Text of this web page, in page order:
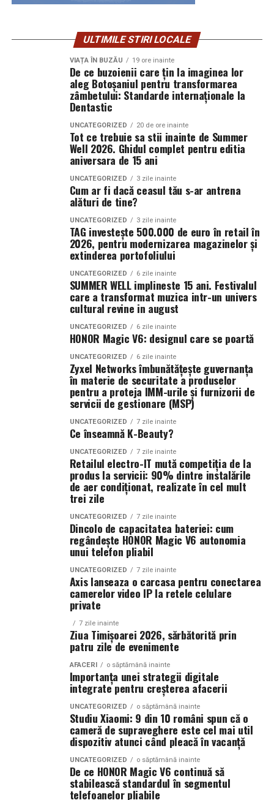
Zone deservite: Rahova, Calea Rahovei, Mihail Sebastian,
Mărgeanului, 13 Septembrie, Panduri, Uranus, Dealul
Spirii, Drumul Sării, Antiaeriană și Cotroceni.
LIVRARE PIZZA SECTOR 3
Zone deservite: Dristor, Baba Novac, Nerva Traian,
Octavian Goga, Energeticienilor, Vitan, Vitan-Bârzești și
Calea Vitan Foișorului.
DE CE ALEG CLIENȚII PIZZERIA IZA?
• Ingrediente proaspete și atent selecționate
• Sortimente variate pentru toate preferințele
• Rețete clasice și speciale
• Pizza preparată la comandă
• Oferte avantajoase pentru grupuri și familii
• Livrare rapidă în Sectorul 4, Sectorul 5 și Sectorul 3
• Raport excelent între preț și calitate
– pizza pe gustul tău, livrată rapid în
Sectorul 4, Sectorul 5 și Sectorul 3.
mediile de afaceri din România și Germania”, a declarat
Corina Macri, Președinte HORETIM și Vicepreședinte
Evenimentul, găzduit la Ambasada României din Berlin,
a reunit aproximativ 140 de invitați din Germania-
reprezentanți ai mediului politic și diplomatic, jurnaliști,
membri ai Asociației de Turism din Germania,
românești. Programul a evidențiat punctele forte ale
județului Timiș: mediul de afaceri dinamic,
infrastructura modernă, viața culturală efervescentă și
diversitatea experiențelor turistice.
Concept de promovare integrat: business, urban,
cultură, gastronomie
Business: doi tineri antreprenori, unul german și
unul român, au prezentat o afacere de succes
dezvoltată împreună la Timișoara- un exemplu
concret de colaborare transfrontalieră.
Urban style: doi tineri din industria ospitalității au
conturat experiența de city break în Timiș- de la
artă și divertisment, la trasee turistice și viață de
noapte.
Cultură: un solist al Operei din Timișoara a
prezentat oferta celor trei teatre (român, maghiar,
german), a Operei Naționale și a Filarmonicii,
momentul fiind ilustrat prin interpretarea live a unei
arii de operetă.
Gastronomie: influencerul culinar Laura Laurențiu a
susținut un moment de live cooking și a pregătit
gomboți cu cireșe, în cadrul prezentării „Banat-
regiune gastronomică europeană 2028”, însoțită de
un bufet autentic bănățean, vinuri locale și bere
artizanală din Timiș.
Interesul generat de noua destinație s-a concretizat
deja prin vizita a opt jurnaliști germani care vor
descoperi, în acest weekend, Timișoara și județul Timiș.
Wizz Air a asigurat transportul aerian, iar HORETIM,
împreună cu Visit Timiș, au pregătit un program de tip
city break dedicat promovării regiunii Banat.
În plus, în săptămâna premergătoare lansării rutei,
Timișul a beneficiat de o campanie de promovare
desfășurată timp de șapte zile la Radio Spree Berlin. În
urma campaniei, doi tineri germani au câștigat o vizită
în Timiș, călătorind cu primul zbor Berlin – Timișoara,
ULTIMILE STIRI LOCALE
VIAȚA ÎN BUZĂU 19 ore inainte
De ce buzoienii care țin la imaginea lor
aleg Botoșaniul pentru transformarea
zâmbetului: Standarde internaționale la
Dentastic
UNCATEGORIZED 20 de ore inainte
Tot ce trebuie sa stii inainte de Summer
Well 2026. Ghidul complet pentru editia
aniversara de 15 ani
UNCATEGORIZED 3 zile inainte
Cum ar fi dacă ceasul tău s-ar antrena
alături de tine?
UNCATEGORIZED 3 zile inainte
TAG investește 500.000 de euro în retail în
2026, pentru modernizarea magazinelor și
extinderea portofoliului
UNCATEGORIZED 6 zile inainte
SUMMER WELL implineste 15 ani. Festivalul
care a transformat muzica intr-un univers
cultural revine in august
UNCATEGORIZED 6 zile inainte
HONOR Magic V6: designul care se poartă
UNCATEGORIZED 6 zile inainte
Zyxel Networks îmbunătățește guvernanța
în materie de securitate a produselor
pentru a proteja IMM-urile și furnizorii de
servicii de gestionare (MSP)
UNCATEGORIZED 7 zile inainte
Ce înseamnă K-Beauty?
UNCATEGORIZED 7 zile inainte
Retailul electro-IT mută competiția de la
produs la servicii: 90% dintre instalările
de aer condiționat, realizate în cel mult
trei zile
UNCATEGORIZED 7 zile inainte
Dincolo de capacitatea bateriei: cum
regândește HONOR Magic V6 autonomia
unui telefon pliabil
UNCATEGORIZED 7 zile inainte
Axis lanseaza o carcasa pentru conectarea
camerelor video IP la retele celulare
private
7 zile inainte
Ziua Timișoarei 2026, sărbătorită prin
patru zile de evenimente
AFACERI o săptămână inainte
Importanța unei strategii digitale
integrate pentru creșterea afacerii
UNCATEGORIZED o săptămână inainte
Studiu Xiaomi: 9 din 10 români spun că o
cameră de supraveghere este cel mai util
dispozitiv atunci când pleacă în vacanță
UNCATEGORIZED o săptămână inainte
De ce HONOR Magic V6 continuă să
stabilească standardul în segmentul
telefoanelor pliabile